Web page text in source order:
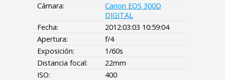
Cámara:
Canon EOS 300D
DIGITAL
Fecha:
2012:03:03 10:59:04
Apertura:
f/4
Exposición:
1/60s
Distancia focal:
22mm
ISO:
400